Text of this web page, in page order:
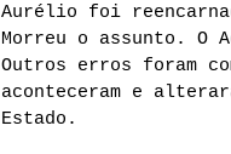
Aurélio foi
Morreu o assunto. O
Outros erros foram
aconteceram e
Estado.